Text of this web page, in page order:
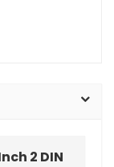
2 DIN